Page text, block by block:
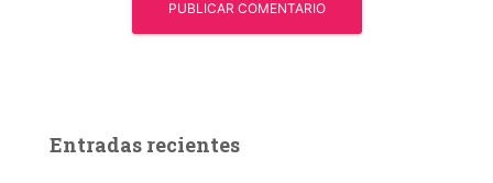
Entradas recientes